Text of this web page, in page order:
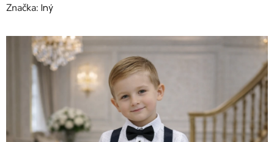
Značka: Iný